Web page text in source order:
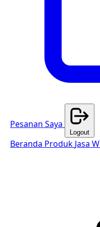
Pesanan Saya
Logout
Beranda Produk Jasa